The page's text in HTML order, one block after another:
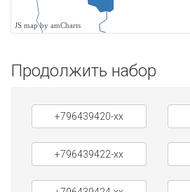
JS map by amCharts
Продолжить набор
+796439420-xx
+796439422-xx